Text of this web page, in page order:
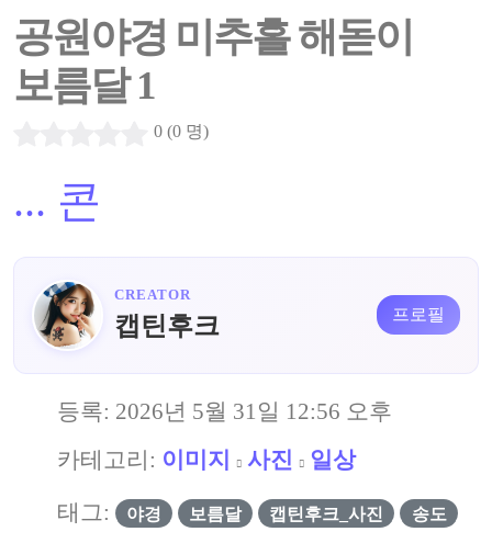
공원야경 미추홀 해돋이
보름달 1
0 (0 명)
... 콘
CREATOR
캡틴후크 프로필
등록: 2026년 5월 31일 12:56 오후
카테고리: 이미지 사진 일상
태그: 야경 보름달 캡틴후크_사진 송도